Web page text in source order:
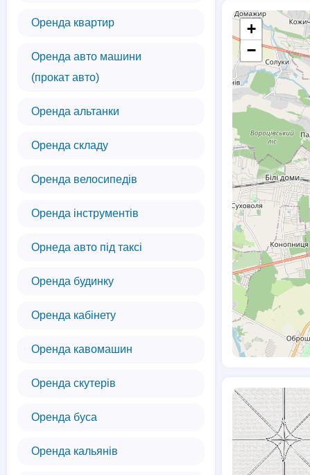
Оренда квартир
Оренда авто машини
(прокат авто)
Оренда альтанки
Оренда складу
Оренда велосипедів
Оренда інструментів
Орнеда авто під таксі
Оренда будинку
Оренда кабінету
Оренда кавомашин
Оренда скутерів
Оренда буса
Оренда кальянів
+
−